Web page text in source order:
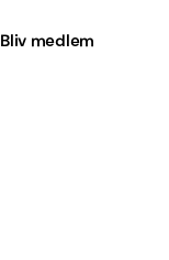
Bliv medlem